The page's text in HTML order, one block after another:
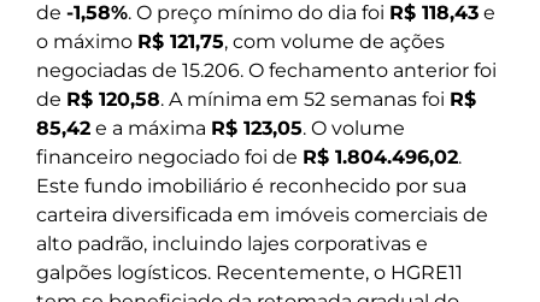
de -1,58%. O preço mínimo do dia foi R$ 118,43 e
o máximo R$ 121,75, com volume de ações
negociadas de 15.206. O fechamento anterior foi
de R$ 120,58. A mínima em 52 semanas foi R$
85,42 e a máxima R$ 123,05. O volume
financeiro negociado foi de R$ 1.804.496,02.
Este fundo imobiliário é reconhecido por sua
carteira diversificada em imóveis comerciais de
alto padrão, incluindo lajes corporativas e
galpões logísticos. Recentemente, o HGRE11